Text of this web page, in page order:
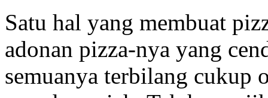
Satu hal yang membuat
adonan pizza-nya yang
semuanya terbilang cukup